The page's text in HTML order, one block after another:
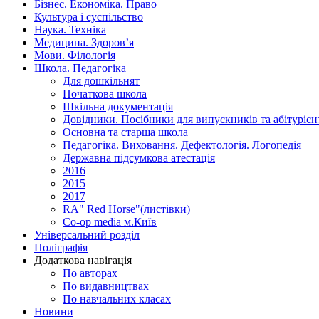
Бізнес. Економіка. Право
Культура і суспільство
Наука. Техніка
Медицина. Здоров’я
Мови. Філологія
Школа. Педагогіка
Для дошкільнят
Початкова школа
Шкільна документація
Довідники. Посібники для випускників та
Основна та старша школа
Педагогіка. Виховання. Дефектологія. Логопедія
Державна підсумкова атестація
2016
2015
2017
RA" Red Horse"(листівки)
Co-op media м.Київ
Універсальний розділ
Поліграфія
Додаткова навігація
По авторах
По видавництвах
По навчальних класах
Новини